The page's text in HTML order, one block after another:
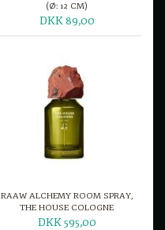
(Ø: 12 CM)
DKK 89,00
RAAW ALCHEMY ROOM SPRAY,
THE HOUSE COLOGNE
DKK 595,00